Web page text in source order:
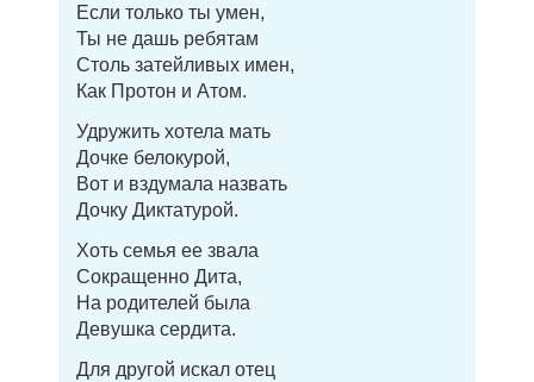
Если только ты умен,
Ты не дашь ребятам
Столь затейливых имен,
Как Протон и Атом.
Удружить хотела мать
Дочке белокурой,
Вот и вздумала назвать
Дочку Диктатурой.
Хоть семья ее звала
Сокращенно Дита,
На родителей была
Девушка сердита.
Для другой искал отец